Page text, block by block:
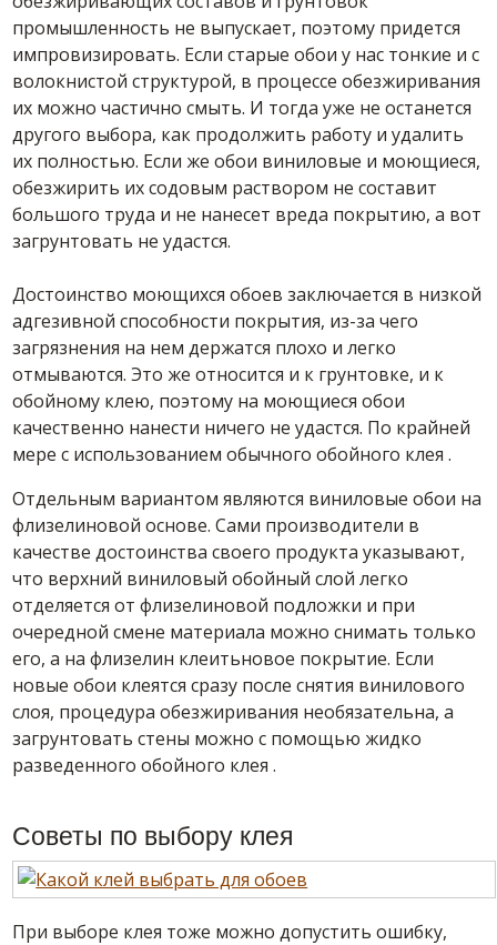
промышленность не выпускает, поэтому придется
импровизировать. Если старыеобои у нас тонкие и с
волокнистой структурой, в процессе обезжиривания
их можно частично смыть. И тогда уже не останется
другого выбора, как продолжить работу и удалить
их полностью. Если жеобои виниловые и моющиеся,
обезжирить их содовым раствором не составит
большого труда и не нанесет вреда покрытию, а вот
загрунтовать не удастся.
Достоинство моющихся обоев заключается в низкой
адгезивной способности покрытия, из-за чего
загрязнения на нем держатся плохо и легко
отмываются. Это же относится и к грунтовке, и к
обойному клею, поэтому на моющиесяобои
качественно нанести ничего не удастся. По крайней
мере с использованием обычногообойного клея .
Отдельным вариантом являются виниловыеобои на
флизелиновой основе. Сами производители в
качестве достоинства своего продукта указывают,
что верхний виниловыйобойный слой легко
отделяется от флизелиновой подложки и при
очередной смене материала можно снимать только
его, а на флизелин клеитьновое покрытие. Если
новыеобои клеятся сразу после снятия винилового
слоя, процедура обезжиривания необязательна, а
загрунтовать стены можно с помощью жидко
разведенногообойного клея .
Советы по выбору клея
При выборе клея тоже можно допустить ошибку,